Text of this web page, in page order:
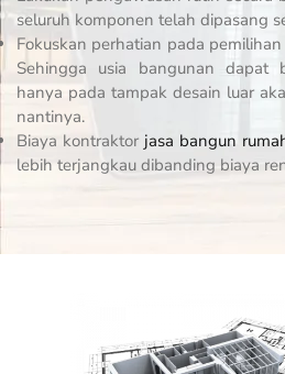
seluruh komponen telah dipasang
Fokuskan perhatian pada
Sehingga usia bangunan dapat
hanya pada tampak desain luar
nantinya.
Biaya kontraktor jasa bangun
lebih terjangkau dibanding biaya